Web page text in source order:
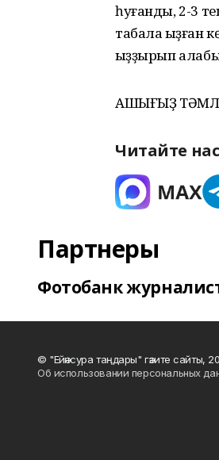
һуғанды, 2-3
табала ҡыҙған
ҡыҙҙырып
АШЫҒЫҘ
Читайте нас
Партнеры
Фотобанк
© "Ейәнсура таңдары" гәзите сайты,
Об использовании персональных